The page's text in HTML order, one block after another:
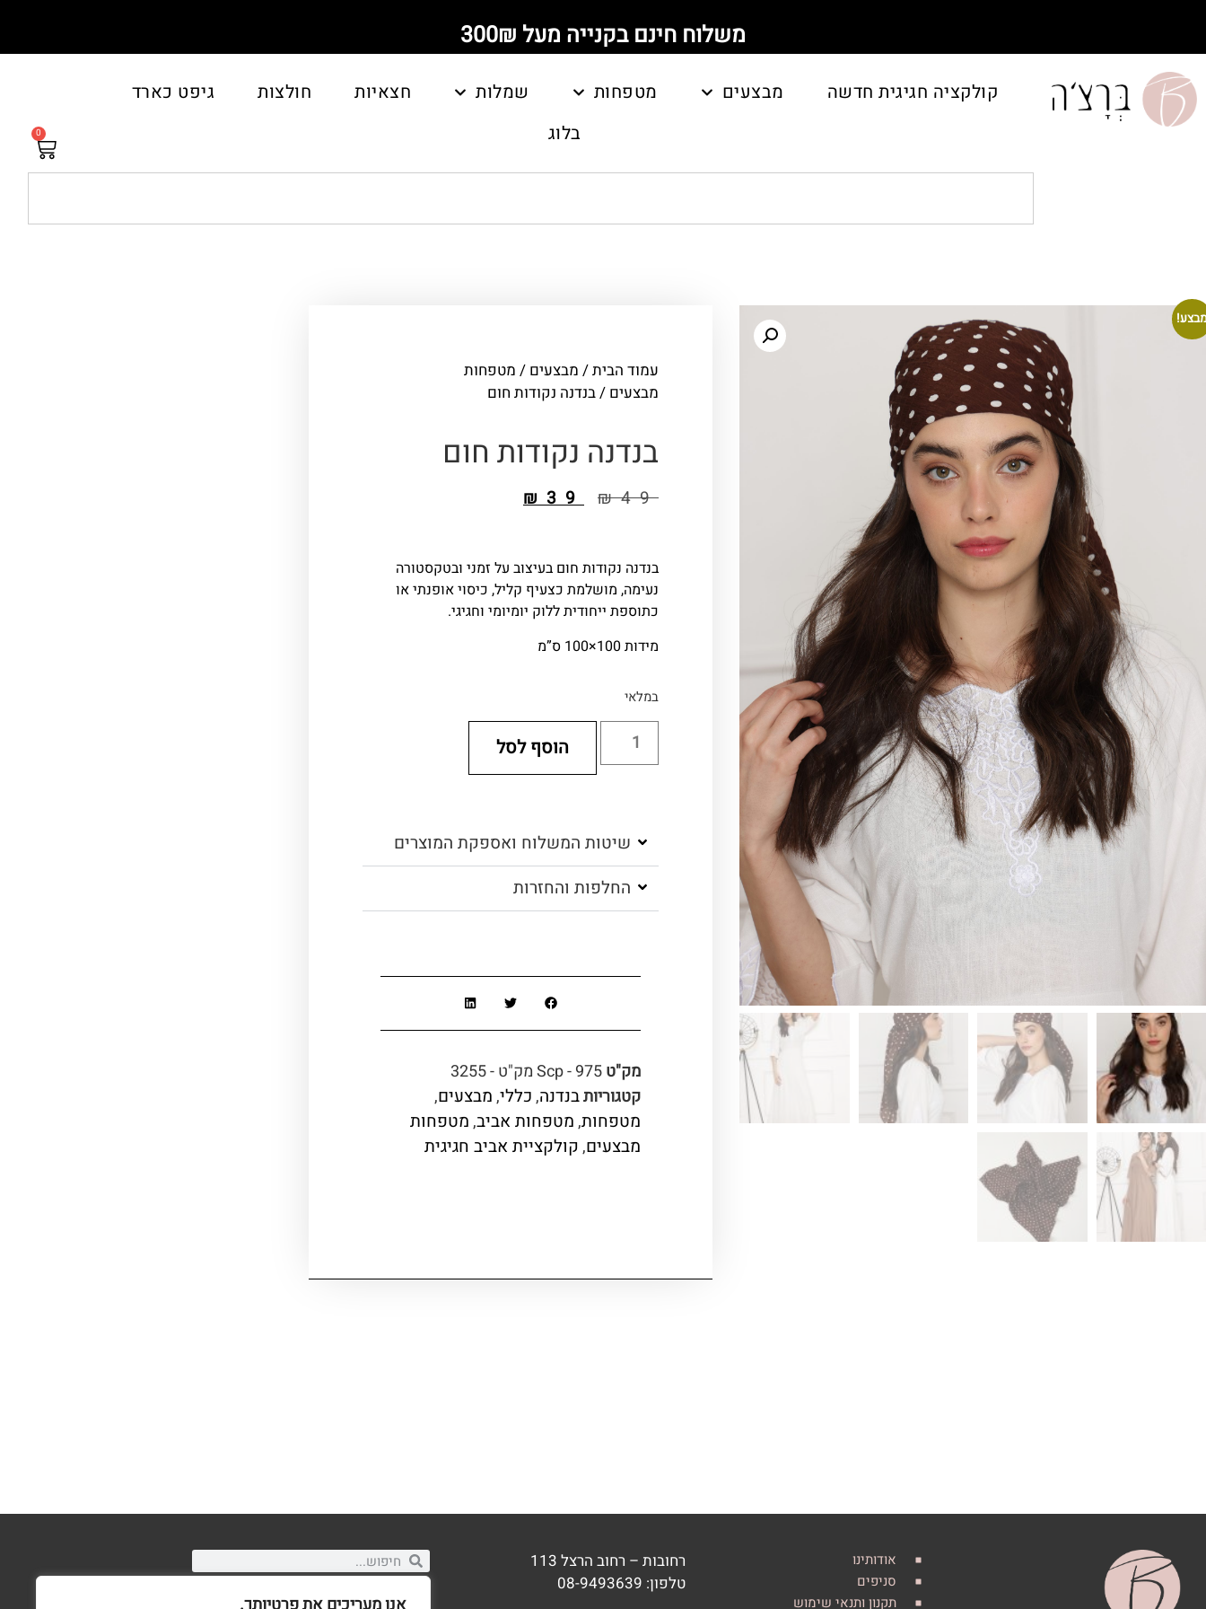
משלוח חינם בקנייה מעל 300₪
קולקציה חגיגית חדשה מבצעים מטפחות שמלות חצאיות חולצות
גיפט כארד
בלוג
0
עמוד הבית/ מבצעים / מטפחות
מבצעים / בנדנה נקודות חום
בנדנה נקודות חום
₪49
₪39
בנדנה נקודות חום בעיצוב על זמני ובטקסטורה
נעימה, מושלמת כצעיף קליל, כיסוי אופנתי או
כתוספת ייחודית ללוק יומיומי וחגיגי.
מידות ‎100×100 ס”מ
במלאי
הוסף לסל
שיטות המשלוח ואספקת המוצרים
החלפות והחזרות
מק"טScp - 975 מק"ט - 3255
קטגוריותבנדנה,כללי,מבצעים,
מטפחות,מטפחות אביב,מטפחות
מבצעים,קולקציית אביב חגיגית
אודותינו
סניפים
תקנון ותנאי שימוש
רחובות – רחוב הרצל 113
טלפון: 08-9493639